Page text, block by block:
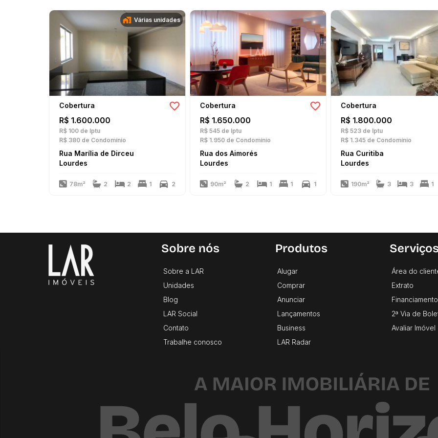
Várias unidades
Cobertura
R$ 1.600.000
R$ 100 de Iptu
R$ 380 de Condomínio
Rua Marília de Dirceu
Lourdes
78m² 2 2 1 2
Cobertura
R$ 1.650.000
R$ 545 de Iptu
R$ 1.950 de Condomínio
Rua dos Aimorés
Lourdes
90m² 2 1 1 1
Cobertura
R$ 1.800.000
R$ 523 de Iptu
R$ 1.345 de Condomínio
Rua Curitiba
Lourdes
190m² 3 3 1
Sobre nós
Sobre a LAR
Unidades
Blog
LAR Social
Contato
Trabalhe conosco
Produtos
Alugar
Comprar
Anunciar
Lançamentos
Business
LAR Radar
Área do
Extrato
Financiamento
2ª Via de
Avaliar Imóvel